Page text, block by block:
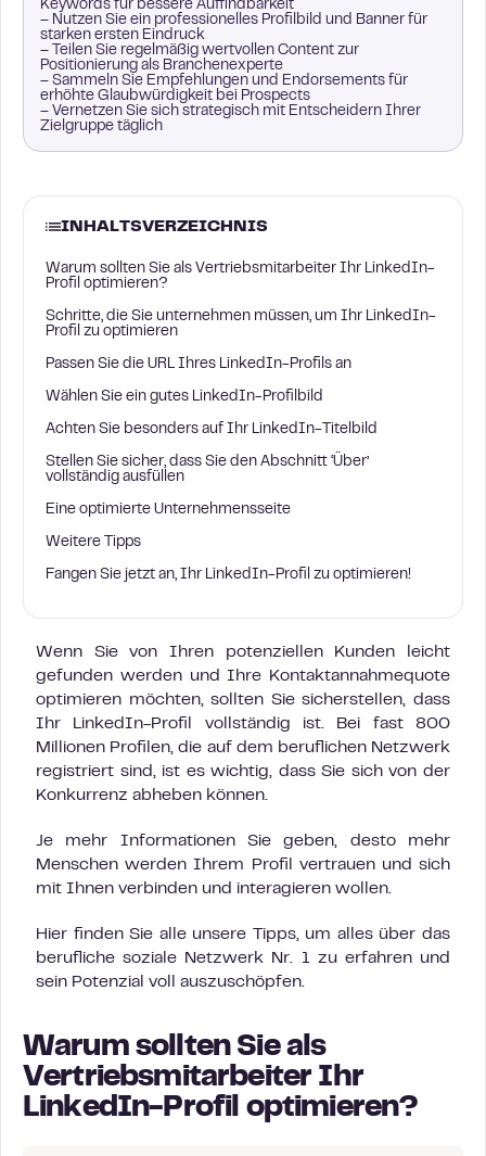
Keywords für bessere Auffindbarkeit
– Nutzen Sie ein professionelles Profilbild und Banner für
starken ersten Eindruck
– Teilen Sie regelmäßig wertvollen Content zur
Positionierung als Branchenexperte
– Sammeln Sie Empfehlungen und Endorsements für
erhöhte Glaubwürdigkeit bei Prospects
– Vernetzen Sie sich strategisch mit Entscheidern Ihrer
Zielgruppe täglich
INHALTSVERZEICHNIS
Warum sollten Sie als Vertriebsmitarbeiter Ihr LinkedIn-
Profil optimieren?
Schritte, die Sie unternehmen müssen, um Ihr LinkedIn-
Profil zu optimieren
Passen Sie die URL Ihres LinkedIn-Profils an
Wählen Sie ein gutes LinkedIn-Profilbild
Achten Sie besonders auf Ihr LinkedIn-Titelbild
Stellen Sie sicher, dass Sie den Abschnitt ‘Über’
vollständig ausfüllen
Eine optimierte Unternehmensseite
Weitere Tipps
Fangen Sie jetzt an, Ihr LinkedIn-Profil zu optimieren!
Wenn Sie von Ihren potenziellen Kunden leicht
gefunden werden und Ihre Kontaktannahmequote
optimieren möchten, sollten Sie sicherstellen, dass
Ihr LinkedIn-Profil vollständig ist. Bei fast 800
Millionen Profilen, die auf dem beruflichen Netzwerk
registriert sind, ist es wichtig, dass Sie sich von der
Konkurrenz abheben können.
Je mehr Informationen Sie geben, desto mehr
Menschen werden Ihrem Profil vertrauen und sich
mit Ihnen verbinden und interagieren wollen.
Hier finden Sie alle unsere Tipps, um alles über das
berufliche soziale Netzwerk Nr. 1 zu erfahren und
sein Potenzial voll auszuschöpfen.
Warum sollten Sie als
Vertriebsmitarbeiter Ihr
LinkedIn-Profil optimieren?